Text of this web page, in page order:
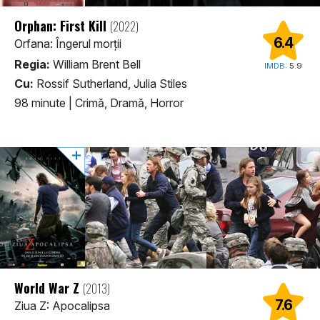
6.4
IMDB: 5.9
Orphan: First Kill (2022)
Orfana: Îngerul morții
Regia: William Brent Bell
Cu: Rossif Sutherland, Julia Stiles
98 minute
Crimă, Dramă, Horror
7.6
World War Z (2013)
Ziua Z: Apocalipsa